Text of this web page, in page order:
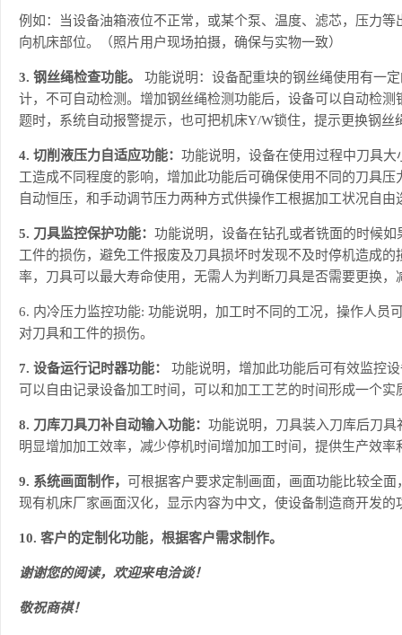
例如：当设备油箱液位不正常，或某个泵、温度、滤芯，压力
向机床部位。（照片用户现场拍摄，确保与实物一致）
3. 钢丝绳检查功能。
功能说明：设备配重块的钢丝绳使用有一
计，不可自动检测。增加钢丝绳检测功能后，设备可以自动检
题时，系统自动报警提示，也可把机床Y/W锁住，提示更换钢
4. 切削液压力自适应功能： 功能说明，设备在使用过程中刀具
工造成不同程度的影响，增加此功能后可确保使用不同的刀具
自动恒压，和手动调节压力两种方式供操作工根据加工状况自由
5. 刀具监控保护功能： 功能说明，设备在钻孔或者铣面的时候
工件的损伤，避免工件报废及刀具损坏时发现不及时停机造成
率，刀具可以最大寿命使用，无需人为判断刀具是否需要更换，
6. 内冷压力监控功能: 功能说明，加工时不同的工况，操作人员
对刀具和工件的损伤。
7. 设备运行记时器功能：
功能说明，增加此功能后可有效监控
可以自由记录设备加工时间，可以和加工工艺的时间形成一个
8. 刀库刀具刀补自动输入功能： 功能说明，刀具装入刀库后刀
明显增加加工效率，减少停机时间增加加工时间，提供生产效率
9. 系统画面制作，
可根据客户要求定制画面，画面功能比较全
现有机床厂家画面汉化，显示内容为中文，使设备制造商开发的
10. 客户的定制化功能，根据客户需求制作。
谢谢您的阅读，欢迎来电洽谈！
敬祝商祺！